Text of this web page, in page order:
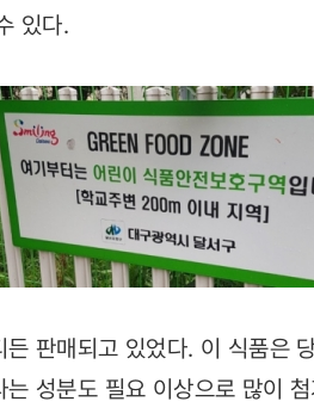
있다.
판매되고 있었다. 이 식품은
성분도 필요 이상으로 많이